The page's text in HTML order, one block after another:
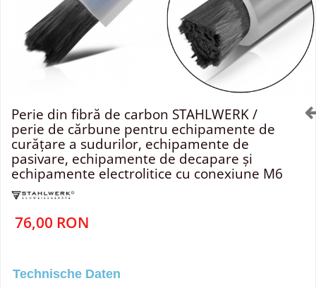
Perie din fibră de carbon STAHLWERK /
perie de cărbune pentru echipamente de
curățare a sudurilor, echipamente de
pasivare, echipamente de decapare și
echipamente electrolitice cu conexiune M6
76,00 RON
Technische Daten